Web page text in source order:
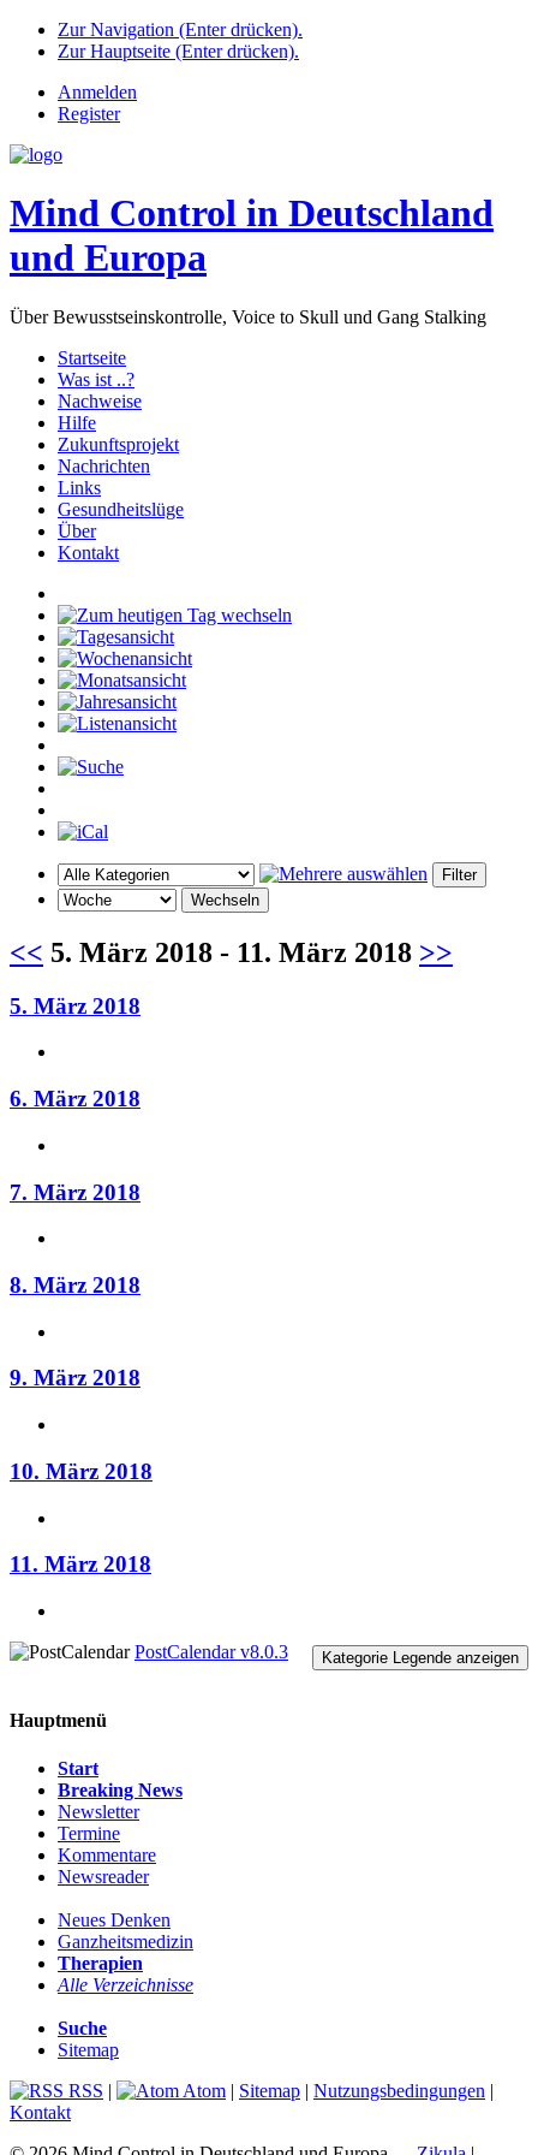
Zur Navigation (Enter drücken).
Zur Hauptseite (Enter drücken).
Anmelden
Register
Mind Control in Deutschland
und Europa
Über Bewusstseinskontrolle, Voice to Skull und Gang Stalking
Startseite
Was ist ..?
Nachweise
Hilfe
Zukunftsprojekt
Nachrichten
Links
Gesundheitslüge
Über
Kontakt
<< 5. März 2018 - 11. März 2018 >>
5. März 2018
6. März 2018
7. März 2018
8. März 2018
9. März 2018
10. März 2018
11. März 2018
Kategorie Legende anzeigen
PostCalendar v8.0.3
Hauptmenü
Start
Breaking News
Newsletter
Termine
Kommentare
Newsreader
Neues Denken
Ganzheitsmedizin
Therapien
Alle Verzeichnisse
Suche
Sitemap
RSS | Atom | Sitemap | Nutzungsbedingungen |
Kontakt